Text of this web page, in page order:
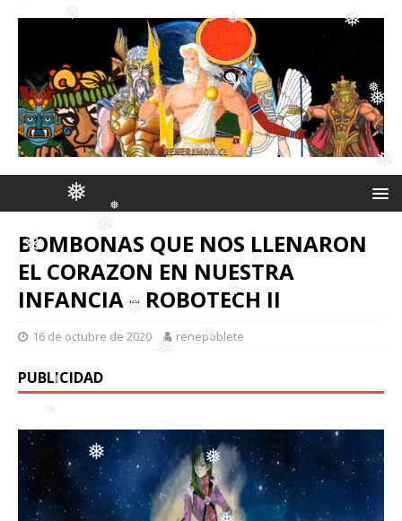
❅
❅
❅
❅ ❅
❅
❅
❅
❅
❅
❅
❅
❅
❅
❅ ❅
❅
BOMBONAS QUE NOS LLENARON
EL CORAZON EN NUESTRA
INFANCIA – ROBOTECH II
16 de octubre de 2020 renepoblete
PUBLICIDAD